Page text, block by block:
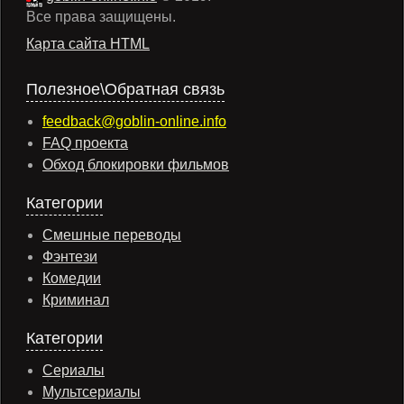
Все права защищены.
Карта сайта HTML
Полезное\Обратная связь
feedback@goblin-online.info
FAQ проекта
Обход блокировки фильмов
Категории
Смешные переводы
Фэнтези
Комедии
Криминал
Категории
Сериалы
Мультсериалы